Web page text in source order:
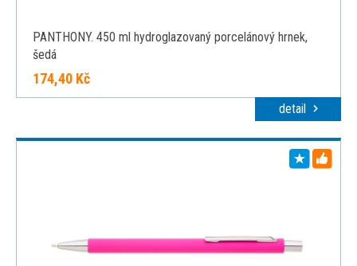
PANTHONY. 450 ml hydroglazovaný porcelánový hrnek,
šedá
174,40 Kč
detail